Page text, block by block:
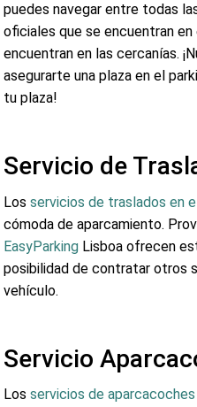
puedes navegar entre todas
oficiales que se encuentran
encuentran en las cercanías.
asegurarte una plaza en el
tu plaza!
Servicio de
Los servicios de traslados en
cómoda de aparcamiento.
EasyParking Lisboa ofrecen
posibilidad de contratar otros
vehículo.
Servicio
Los servicios de